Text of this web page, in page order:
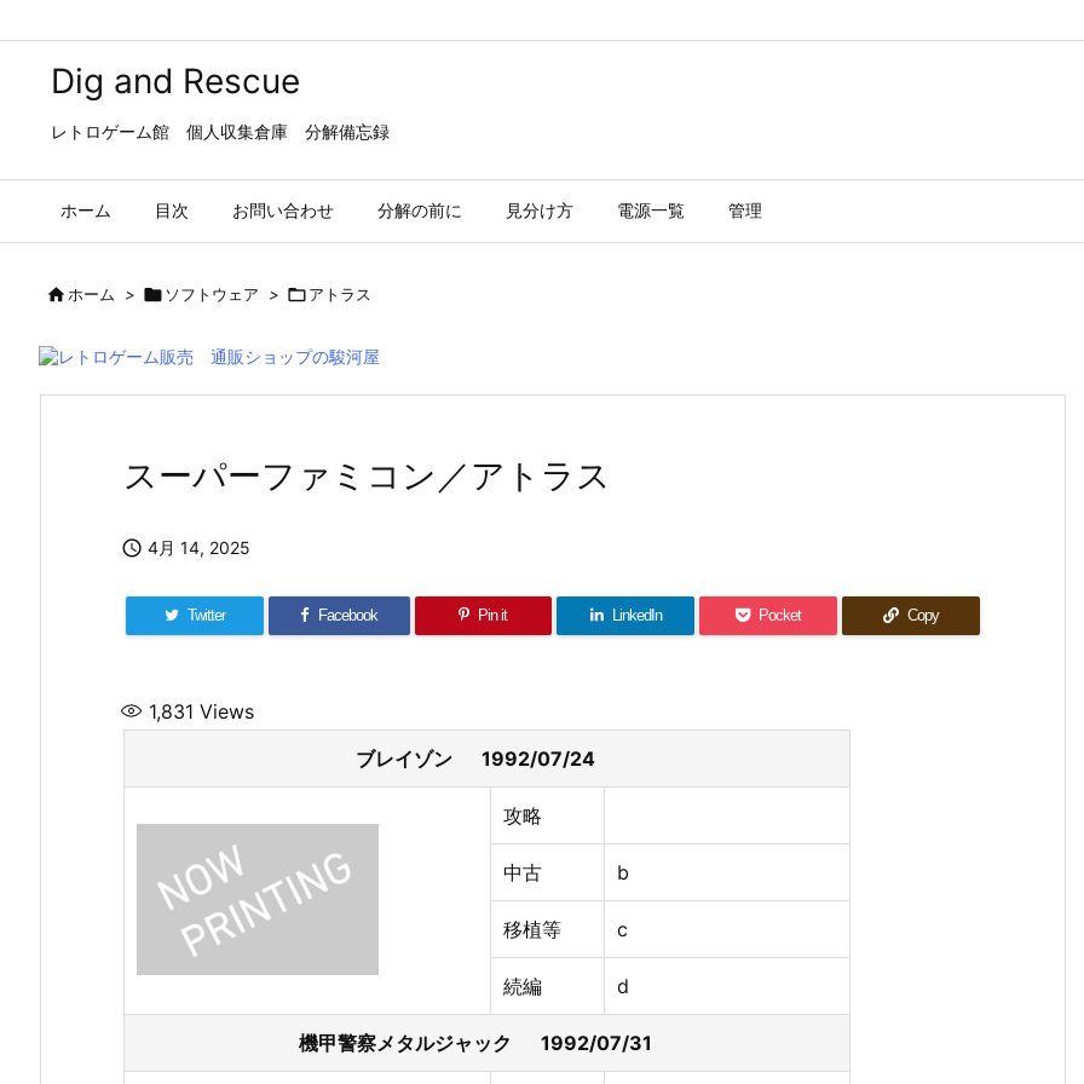
Dig and Rescue
レトロゲーム館 個人収集倉庫 分解備忘録
ホーム 目次 お問い合わせ 分解の前に 見分け方 電源一覧 管理
ホーム >  ソフトウェア > アトラス
スーパーファミコン／アトラス
 4月 14, 2025
Twitter Facebook Pin it LinkedIn Pocket Copy
1,831 Views
ブレイゾン 1992/07/24
攻略
中古 b
移植等 c
続編 d
機甲警察メタルジャック 1992/07/31